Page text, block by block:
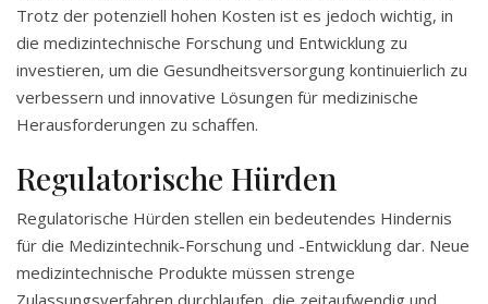
Trotz der potenziell hohen Kosten ist es jedoch wichtig, in
die medizintechnische Forschung und Entwicklung zu
investieren, um die Gesundheitsversorgung kontinuierlich zu
verbessern und innovative Lösungen für medizinische
Herausforderungen zu schaffen.
Regulatorische Hürden
Regulatorische Hürden stellen ein bedeutendes Hindernis
für die Medizintechnik-Forschung und -Entwicklung dar. Neue
medizintechnische Produkte müssen strenge
Zulassungsverfahren durchlaufen, die zeitaufwendig und